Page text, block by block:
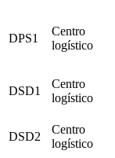
DPS1
Centro
logístico
DSD1
Centro
logístico
DSD2
Centro
logístico